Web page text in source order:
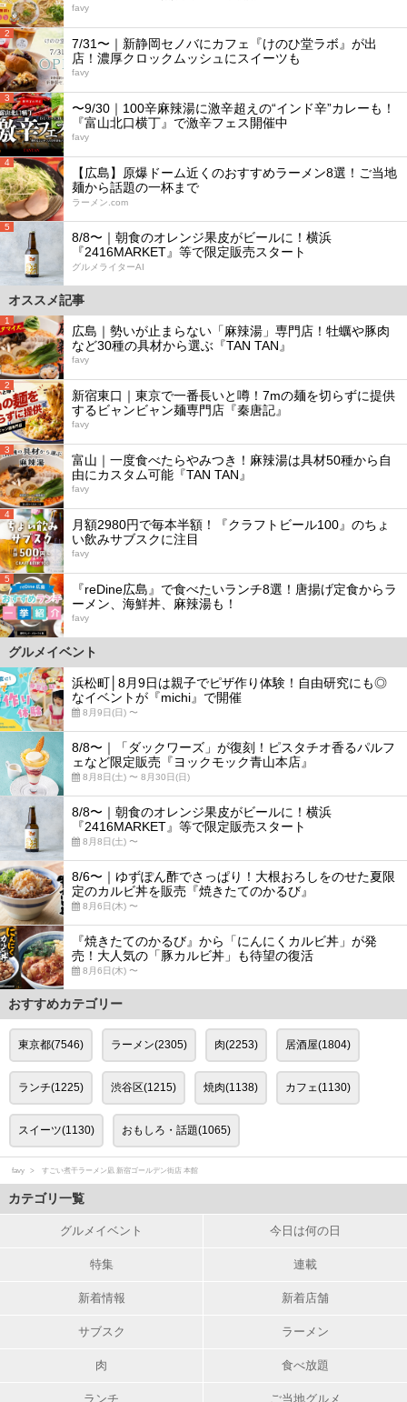
favy
2
7/31〜｜新静岡セノバにカフェ『けのひ堂ラボ』が出
店！濃厚クロックムッシュにスイーツも
favy
3
〜9/30｜100辛麻辣湯に激辛超えの“インド辛”カレーも！
『富山北口横丁』で激辛フェス開催中
favy
4
【広島】原爆ドーム近くのおすすめラーメン8選！ご当地
麺から話題の一杯まで
ラーメン.com
5
8/8〜｜朝食のオレンジ果皮がビールに！横浜
『2416MARKET』等で限定販売スタート
グルメライターAI
オススメ記事
1
広島｜勢いが止まらない「麻辣湯」専門店！牡蠣や豚肉
など30種の具材から選ぶ『TAN TAN』
favy
2
新宿東口｜東京で一番長いと噂！7mの麺を切らずに提供
するビャンビャン麺専門店『秦唐記』
favy
3
富山｜一度食べたらやみつき！麻辣湯は具材50種から自
由にカスタム可能『TAN TAN』
favy
4
月額2980円で毎本半額！『クラフトビール100』のちょ
い飲みサブスクに注目
favy
5
『reDine広島』で食べたいランチ8選！唐揚げ定食からラ
ーメン、海鮮丼、麻辣湯も！
favy
グルメイベント
浜松町│8月9日は親子でピザ作り体験！自由研究にも◎
なイベントが『michi』で開催
8月9日(日) 〜
8/8〜｜「ダックワーズ」が復刻！ピスタチオ香るパルフ
ェなど限定販売『ヨックモック青山本店』
8月8日(土) 〜 8月30日(日)
8/8〜｜朝食のオレンジ果皮がビールに！横浜
『2416MARKET』等で限定販売スタート
8月8日(土) 〜
8/6〜｜ゆずぽん酢でさっぱり！大根おろしをのせた夏限
定のカルビ丼を販売『焼きたてのかるび』
8月6日(木) 〜
『焼きたてのかるび』から「にんにくカルビ丼」が発
売！大人気の「豚カルビ丼」も待望の復活
8月6日(木) 〜
おすすめカテゴリー
東京都(7546) ラーメン(2305) 肉(2253) 居酒屋(1804)
ランチ(1225) 渋谷区(1215) 焼肉(1138) カフェ(1130)
スイーツ(1130) おもしろ・話題(1065)
favy すごい煮干ラーメン凪 新宿ゴールデン街店 本館
カテゴリ一覧
グルメイベント 今日は何の日
特集 連載
新着情報 新着店舗
サブスク ラーメン
肉 食べ放題
ランチ ご当地グルメ